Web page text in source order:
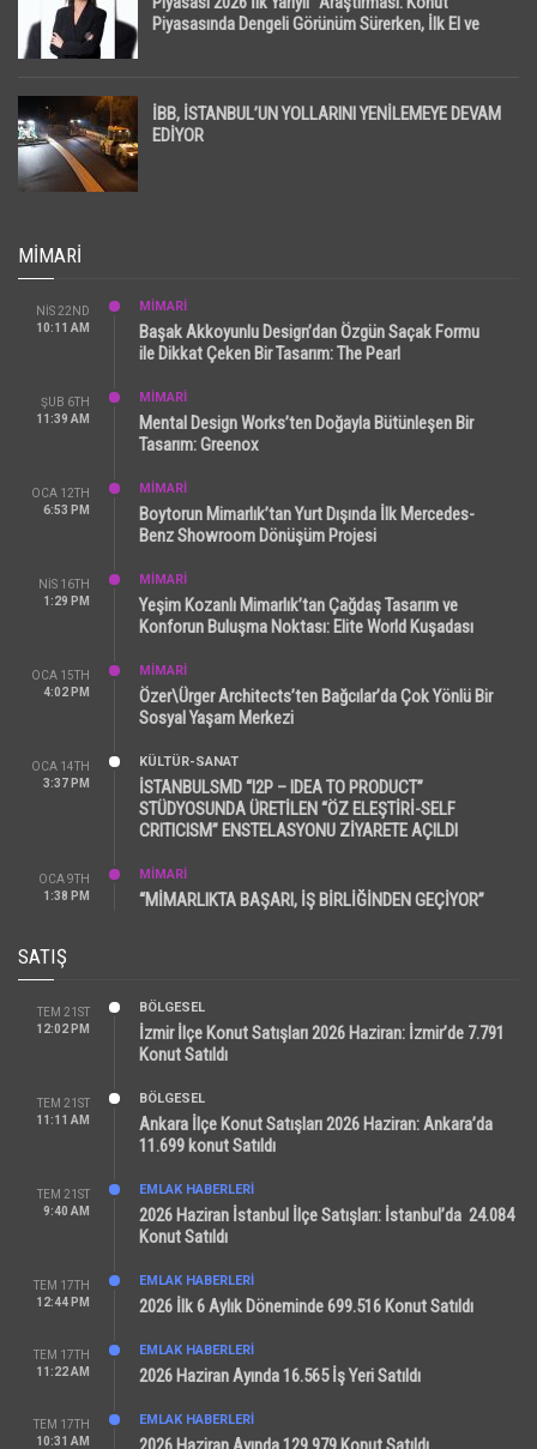
Piyasasında Dengeli Görünüm Sürerken, İlk El ve
İBB, İSTANBUL’UN YOLLARINI YENİLEMEYE DEVAM
EDİYOR
MIMARI
NIS 22ND
10:11 AM
MİMARİ
Başak Akkoyunlu Design’dan Özgün Saçak Formu
ile Dikkat Çeken Bir Tasarım: The Pearl
ŞUB 6TH
11:39 AM
MİMARİ
Mental Design Works’ten Doğayla Bütünleşen Bir
Tasarım: Greenox
OCA 12TH
6:53 PM
MİMARİ
Boytorun Mimarlık’tan Yurt Dışında İlk Mercedes-
Benz Showroom Dönüşüm Projesi
NIS 16TH
1:29 PM
MİMARİ
Yeşim Kozanlı Mimarlık’tan Çağdaş Tasarım ve
Konforun Buluşma Noktası: Elite World Kuşadası
OCA 15TH
4:02 PM
MİMARİ
Özer\Ürger Architects’ten Bağcılar’da Çok Yönlü Bir
Sosyal Yaşam Merkezi
OCA 14TH
3:37 PM
KÜLTÜR-SANAT
İSTANBULSMD “I2P – IDEA TO PRODUCT”
STÜDYOSUNDA ÜRETİLEN “ÖZ ELEŞTİRİ-SELF
CRITICISM” ENSTELASYONU ZİYARETE AÇILDI
OCA 9TH
1:38 PM
MİMARİ
“MİMARLIKTA BAŞARI, İŞ BİRLİĞİNDEN GEÇİYOR”
SATIŞ
TEM 21ST
12:02 PM
BÖLGESEL
İzmir İlçe Konut Satışları 2026 Haziran: İzmir’de 7.791
Konut Satıldı
TEM 21ST
11:11 AM
BÖLGESEL
Ankara İlçe Konut Satışları 2026 Haziran: Ankara’da
11.699 konut Satıldı
TEM 21ST
9:40 AM
EMLAK HABERLERI
2026 Haziran İstanbul İlçe Satışları: İstanbul’da 24.084
Konut Satıldı
TEM 17TH
12:44 PM
EMLAK HABERLERI
2026 İlk 6 Aylık Döneminde 699.516 Konut Satıldı
TEM 17TH
11:22 AM
EMLAK HABERLERI
2026 Haziran Ayında 16.565 İş Yeri Satıldı
TEM 17TH
10:31 AM
EMLAK HABERLERI